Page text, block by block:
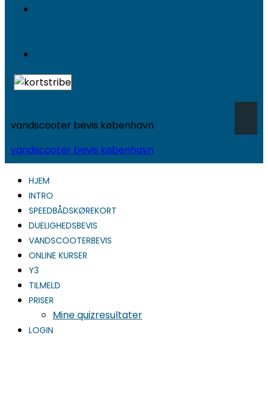
vandscooter bevis københavn
vandscooter bevis københavn
HJEM
INTRO
SPEEDBÅDSKØREKORT
DUELIGHEDSBEVIS
VANDSCOOTERBEVIS
ONLINE KURSER
Y3
TILMELD
PRISER
Mine quizresultater
LOGIN